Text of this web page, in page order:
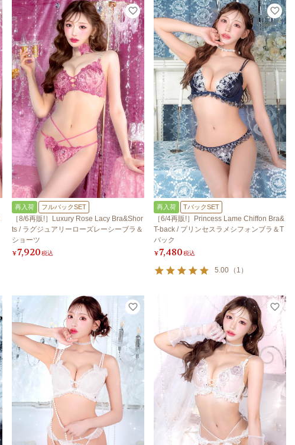
再入荷 フルバックSET
［8/6再販!］Luxury Rose Lacy Bra&Shor
ts / ラグジュアリーローズレーシーブラ＆
ショーツ
¥7,920税込
再入荷 TバックSET
［6/4再販!］Princess Lame Chiffon Bra&
T-back / プリンセスラメシフォンブラ＆T
バック
¥7,480税込
5.00 （ 1 ）